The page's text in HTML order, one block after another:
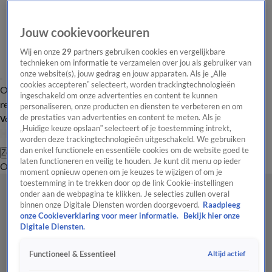
Overzicht Laatste nieuws Regionieuws Het beste van Hart
Tip de
redactie
Volg Hart van Nederland
Zoeken
OverzichtRegioUitzendingenWeerTip de redactiePanelVideo's
Jouw cookievoorkeuren
Wij en onze29 partners gebruiken cookies en vergelijkbare
technieken om informatie te verzamelen over jou als gebruiker van
onze website(s), jouw gedrag en jouw apparaten. Als je „Alle
cookies accepteren” selecteert, worden trackingtechnologieën
ingeschakeld om onze advertenties en content te kunnen
personaliseren, onze producten en diensten te verbeteren en om
de prestaties van advertenties en content te meten. Als je
„Huidige keuze opslaan” selecteert of je toestemming intrekt,
worden deze trackingtechnologieën uitgeschakeld. We gebruiken
dan enkel functionele en essentiële cookies om de website goed te
laten functioneren en veilig te houden. Je kunt dit menu op ieder
moment opnieuw openen om je keuzes te wijzigen of om je
toestemming in te trekken door op de link Cookie-instellingen
onder aan de webpagina te klikken. Je selecties zullen overal
binnen onze Digitale Diensten worden doorgevoerd. Raadpleeg
onze Cookieverklaring voor meer informatie.
Bekijk hier onze
Digitale Diensten.
Functioneel & Essentieel Altijd actief